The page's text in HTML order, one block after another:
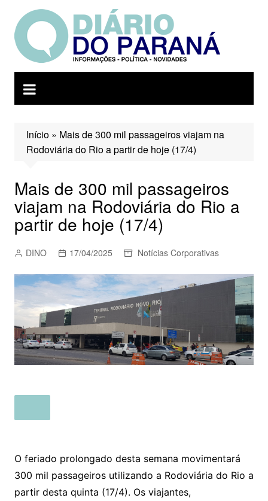
para
conteúdo
Início» Mais de 300 mil passageiros viajam na
Rodoviária do Rio a partir de hoje (17/4)
Mais de 300 mil passageiros
viajam na Rodoviária do Rio a
partir de hoje (17/4)
DINO 17/04/2025 Notícias Corporativas
O feriado prolongado desta semana movimentará
300 mil passageiros utilizando a Rodoviária do Rio a
partir desta quinta (17/4). Os viajantes,